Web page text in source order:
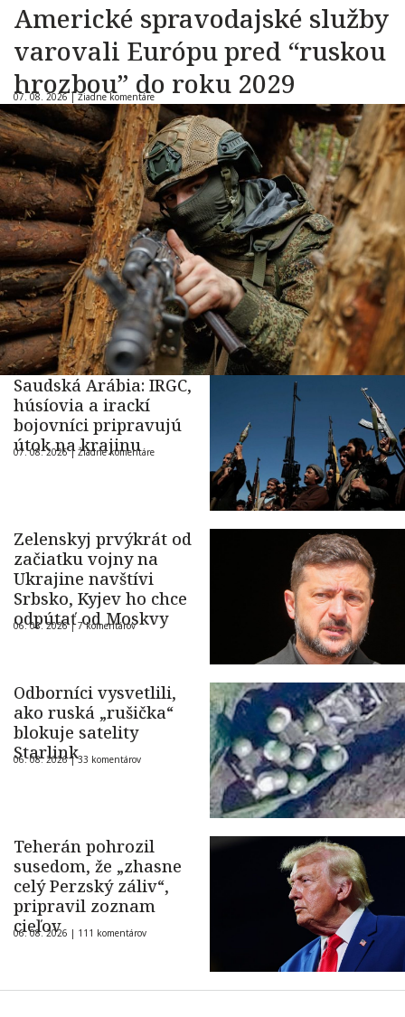
Americké spravodajské služby
varovali Európu pred “ruskou
hrozbou” do roku 2029
07. 08. 2026 |Žiadne komentáre
Saudská Arábia: IRGC,
húsíovia a irackí
bojovníci pripravujú
útok na krajinu
07. 08. 2026 |Žiadne komentáre
Zelenskyj prvýkrát od
začiatku vojny na
Ukrajine navštívi
Srbsko, Kyjev ho chce
odpútať od Moskvy
06. 08. 2026 |7 komentárov
Odborníci vysvetlili,
ako ruská „rušička“
blokuje satelity
Starlink
06. 08. 2026 |33 komentárov
Teherán pohrozil
susedom, že „zhasne
celý Perzský záliv“,
pripravil zoznam
cieľov
06. 08. 2026 | 111 komentárov